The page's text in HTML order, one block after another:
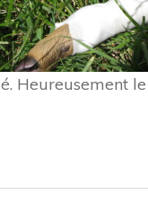
Heureusement